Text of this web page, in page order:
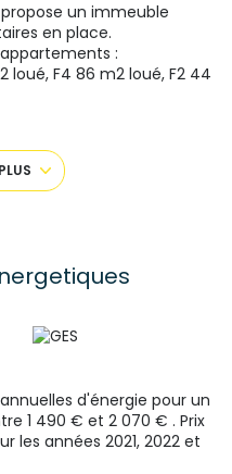
un immeuble
en place.
:
loué, F4 86 m2 loué, F2 44
contacter Jean-
Agent commercial
Il peut
contactez
10 place Saint Jean
11/2025 Les honoraires
d'énergie pour un
1 490 € et 2 070 € . Prix
les années 2021, 2022 et